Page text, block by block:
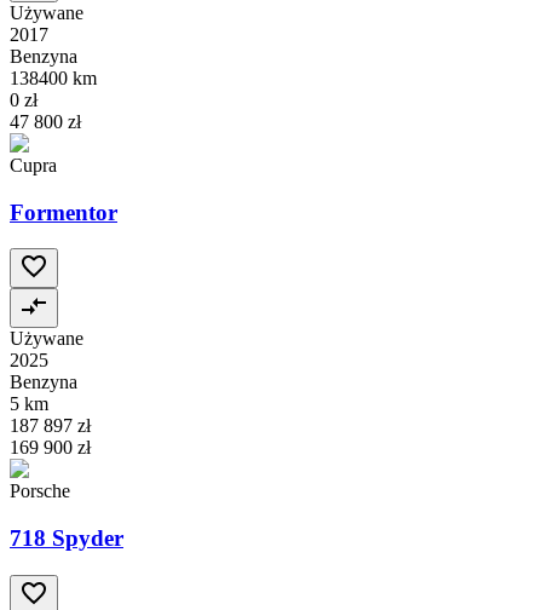
Używane
2017
Benzyna
138400 km
0 zł
47 800 zł
Cupra
Formentor
Używane
2025
Benzyna
5 km
187 897 zł
169 900 zł
Porsche
718 Spyder